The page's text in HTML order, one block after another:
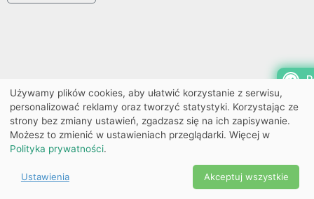
Ekobilet2026 |
Ustawienia
cookies
2026
Używamy plików cookies, aby ułatwić korzystanie z serwisu,
personalizować reklamy oraz tworzyć statystyki. Korzystając ze
strony bez zmiany ustawień, zgadzasz się na ich zapisywanie.
Możesz to zmienić w ustawieniach przeglądarki. Więcej w
Polityka prywatności.
Ustawienia Akceptuj wszystkie